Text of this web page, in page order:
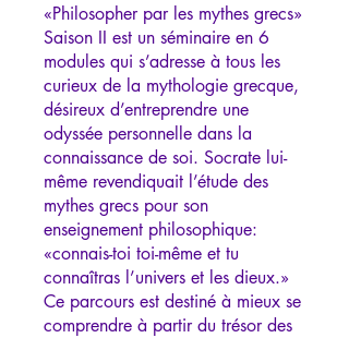
«Philosopher par les mythes grecs»
Saison II est un séminaire en 6
modules qui s’adresse à tous les
curieux de la mythologie grecque,
désireux d’entreprendre une
odyssée personnelle dans la
connaissance de soi. Socrate lui-
même revendiquait l’étude des
mythes grecs pour son
enseignement philosophique:
«connais-toi toi-même et tu
connaîtras l’univers et les dieux.»
Ce parcours est destiné à mieux se
comprendre à partir du trésor des